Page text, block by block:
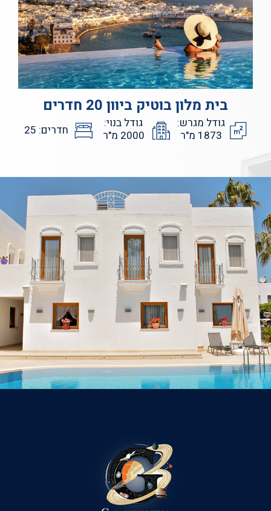
בית מלון בוטיק ביוון 20 חדרים
גודל מגרש:
1873 מ"ר
גודל בנוי:
2000 מ"ר
חדרים: 25